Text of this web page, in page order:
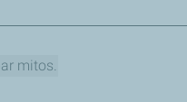
y comparar fichas
mitos.